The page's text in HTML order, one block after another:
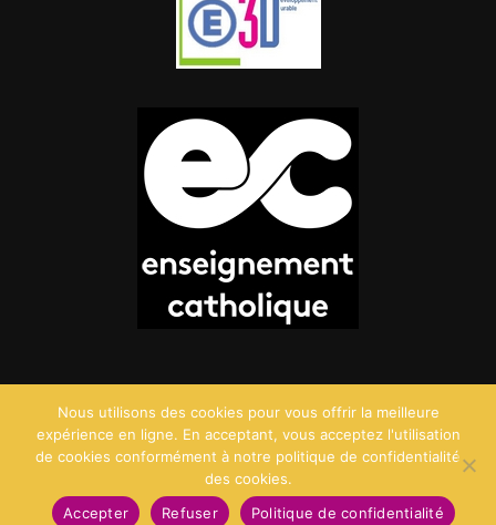
©2026 Saint Charles - Création :Agence Point Com
Nous utilisons des cookies pour vous offrir la meilleure
expérience en ligne. En acceptant, vous acceptez l'utilisation
de cookies conformément à notre politique de confidentialité
des cookies.
Accepter
Refuser Politique de confidentialité